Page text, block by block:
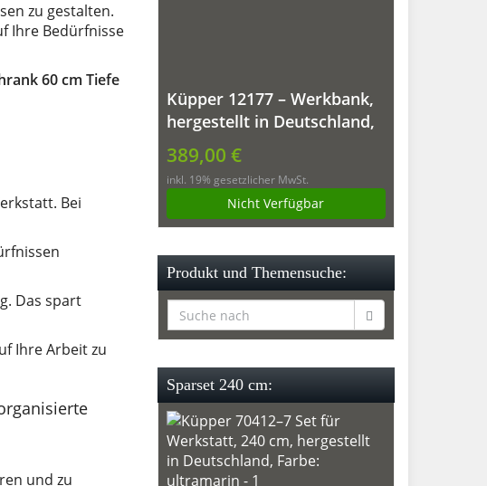
zu gestalten.
Ihre Bedürfnisse
60 cm Tiefe
Bei
Das spart
Ihre Arbeit zu
und zu
Küpper 12177 – Werkbank,
hergestellt in Deutschland,
170 x 60 x 84 cm
389,00 €
inkl. 19% gesetzlicher MwSt.
Nicht Verfügbar
Produkt und Themensuche:
Sparset 240 cm: